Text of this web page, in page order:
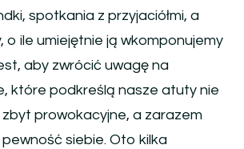
spotkania z przyjaciółmi, a
ile umiejętnie ją wkomponujemy
aby zwrócić uwagę na
które podkreślą nasze atuty nie
prowokacyjne, a zarazem
siebie. Oto kilka